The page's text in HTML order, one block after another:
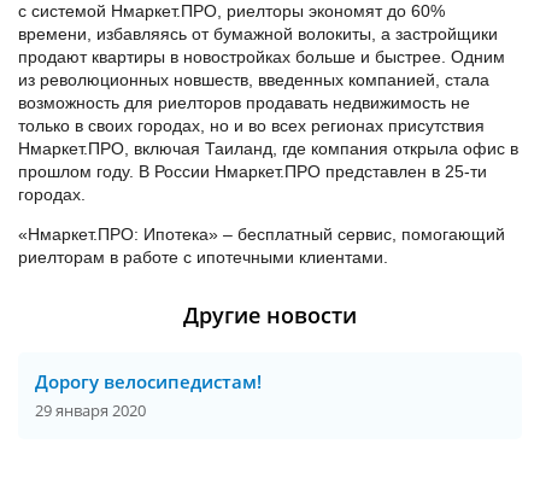
с системой Нмаркет.ПРО, риелторы экономят до 60%
времени, избавляясь от бумажной волокиты, а застройщики
продают квартиры в новостройках больше и быстрее. Одним
из революционных новшеств, введенных компанией, стала
возможность для риелторов продавать недвижимость не
только в своих городах, но и во всех регионах присутствия
Нмаркет.ПРО, включая Таиланд, где компания открыла офис в
прошлом году. В России Нмаркет.ПРО представлен в 25-ти
городах.
«Нмаркет.ПРО: Ипотека» – бесплатный сервис, помогающий
риелторам в работе с ипотечными клиентами.
Другие новости
Дорогу велосипедистам!
29 января 2020